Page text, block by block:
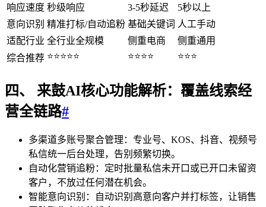
响应速度 秒级响应 3-5秒延迟
5秒以上
意向识别 精准打标/自动追粉 基础关键词 人工手动
适配行业 全行业全规模 侧重电商
侧重通用
综合推荐 ⭐⭐⭐⭐⭐ ⭐⭐⭐⭐ ⭐⭐⭐
四、 来鼓AI核心功能解析：覆盖线索经
营全链路#
多渠道多账号聚合管理：专业号、KOS、抖音、视频号
私信统一后台处理，告别频繁切换。
自动化营销追粉：定时批量私信未开口或已开口未留资
客户，不放过任何潜在机会。
智能意向识别：自动识别高意向客户并打标签，让销售